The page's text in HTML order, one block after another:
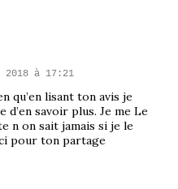
2018 à 17:21
qu’en lisant ton avis je
d’en savoir plus. Je me Le
n on sait jamais si je le
pour ton partage